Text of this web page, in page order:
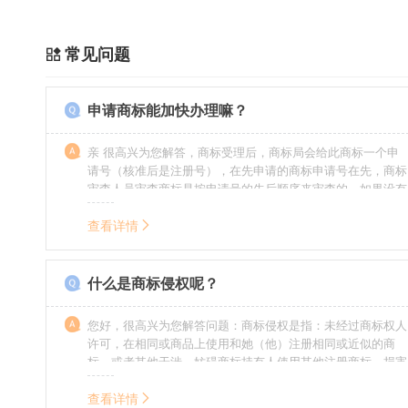
常见问题
申请商标能加快办理嘛？
亲 很高兴为您解答，商标受理后，商标局会给此商标一个申
请号（核准后是注册号），在先申请的商标申请号在先，商标
审查人员审查商标是按申请号的先后顺序来审查的，如果没有
特殊情况（受理案件需要，被异议等），不会延迟也不会提
前。
查看详情
什么是商标侵权呢？
您好，很高兴为您解答问题：商标侵权是指：未经过商标权人
许可，在相同或商品上使用和她（他）注册相同或近似的商
标，或者其他干涉、妨碍商标持有人使用其他注册商标，损害
商标持有人合法权益的其他行为。侵权的人通常需要承担侵权
的责任，明知侵权的行为的人要承担赔偿的责任。情节严重
查看详情